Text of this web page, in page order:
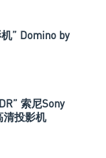
” Domino by
索尼Sony
清投影机